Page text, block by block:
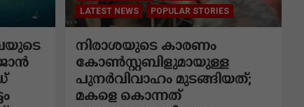
LATEST NEWS
POPULAR STORIES
നിരാശയുടെ കാരണം
കോണ്‍സ്റ്റബിളുമായുള്ള
പുനര്‍വിവാഹം മുടങ്ങിയത്;
മകളെ കൊന്നത്